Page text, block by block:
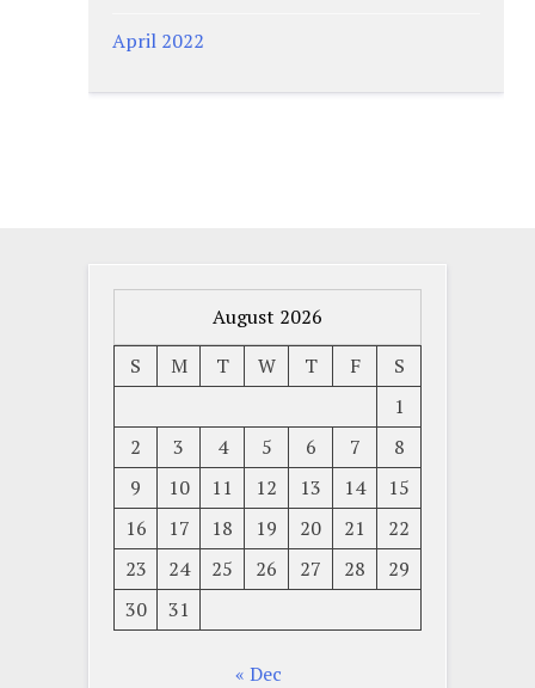
April 2022
August 2026
S
M T W T F
S
1
2
3 4 5 6 7
8
9
10 11 12 13 14
15
16
17 18 19 20 21
22
23
24 25 26 27 28
29
30
31
« Dec